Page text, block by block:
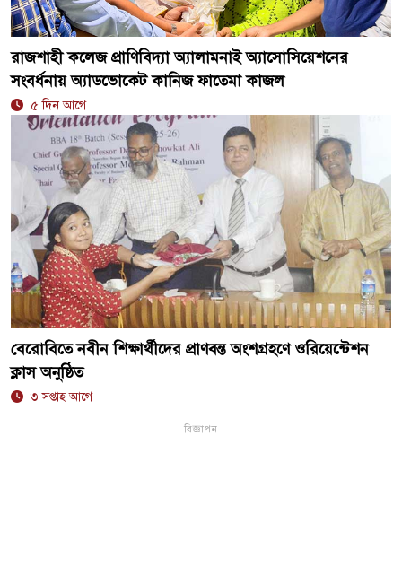
রাজশাহী কলেজ প্রাণিবিদ্যা অ্যালামনাই অ্যাসোসিয়েশনের
সংবর্ধনায় অ্যাডভোকেট কানিজ ফাতেমা কাজল
৫ দিন আগে
বেরোবিতে নবীন শিক্ষার্থীদের প্রাণবন্ত অংশগ্রহণে ওরিয়েন্টেশন
ক্লাস অনুষ্ঠিত
৩ সপ্তাহ আগে
বিজ্ঞাপন